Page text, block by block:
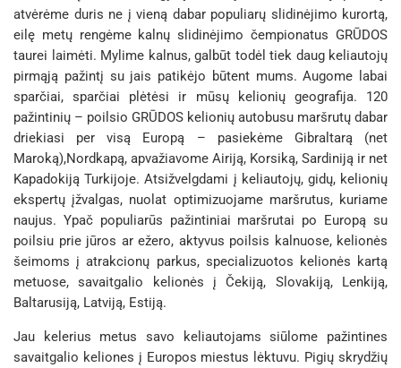
atvėrėme duris ne į vieną dabar populiarų slidinėjimo kurortą,
eilę metų rengėme kalnų slidinėjimo čempionatus GRŪDOS
taurei laimėti. Mylime kalnus, galbūt todėl tiek daug keliautojų
pirmąją pažintį su jais patikėjo būtent mums. Augome labai
sparčiai, sparčiai plėtėsi ir mūsų kelionių geografija. 120
pažintinių – poilsio GRŪDOS kelionių autobusu maršrutų dabar
driekiasi per visą Europą – pasiekėme Gibraltarą (net
Maroką),Nordkapą, apvažiavome Airiją, Korsiką, Sardiniją ir net
Kapadokiją Turkijoje. Atsižvelgdami į keliautojų, gidų, kelionių
ekspertų įžvalgas, nuolat optimizuojame maršrutus, kuriame
naujus. Ypač populiarūs pažintiniai maršrutai po Europą su
poilsiu prie jūros ar ežero, aktyvus poilsis kalnuose, kelionės
šeimoms į atrakcionų parkus, specializuotos kelionės kartą
metuose, savaitgalio kelionės į Čekiją, Slovakiją, Lenkiją,
Baltarusiją, Latviją, Estiją.
Jau kelerius metus savo keliautojams siūlome pažintines
savaitgalio keliones į Europos miestus lėktuvu. Pigių skrydžių